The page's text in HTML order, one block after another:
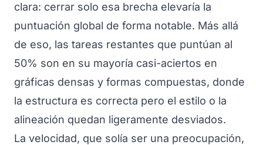
clara: cerrar solo esa brecha elevaría la
puntuación global de forma notable. Más allá
de eso, las tareas restantes que puntúan al
50% son en su mayoría casi-aciertos en
gráficas densas y formas compuestas, donde
la estructura es correcta pero el estilo o la
alineación quedan ligeramente desviados.
La velocidad, que solía ser una preocupación,